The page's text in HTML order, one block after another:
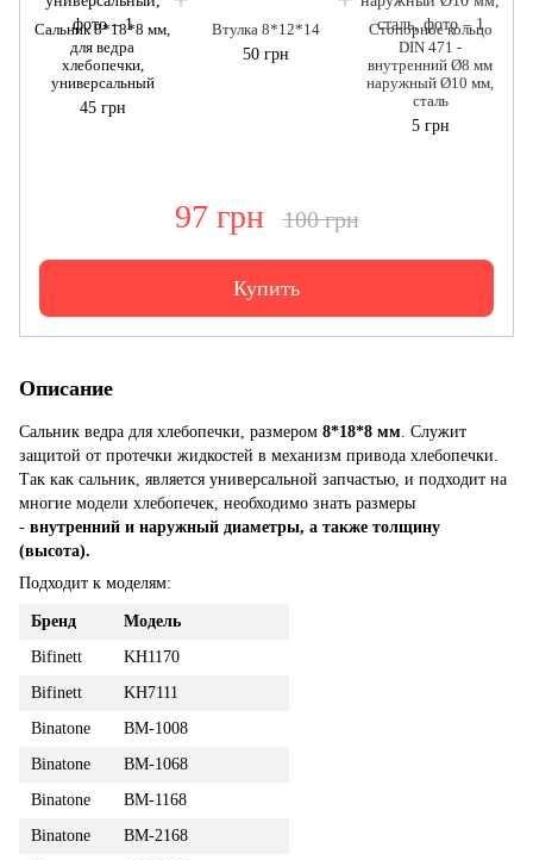
Сальник 8*18*8 мм,
для ведра
хлебопечки,
универсальный
45 грн
Втулка 8*12*14
50 грн
Стопорное кольцо
DIN 471 -
внутренний Ø8 мм
наружный Ø10 мм,
сталь
5 грн
97 грн 100 грн
Купить
Описание
Сальник ведра для хлебопечки, размером 8*18*8 мм . Служит
защитой от протечки жидкостей в механизм привода хлебопечки.
Так как сальник, является универсальной запчастью, и подходит на
многие модели хлебопечек, необходимо знать размеры
- внутренний и наружный диаметры, а также толщину
(высота).
Подходит к моделям:
Бренд
Модель
Bifinett
KH1170
Bifinett
KH7111
Binatone
BM-1008
Binatone
BM-1068
Binatone
BM-1168
Binatone
BM-2168